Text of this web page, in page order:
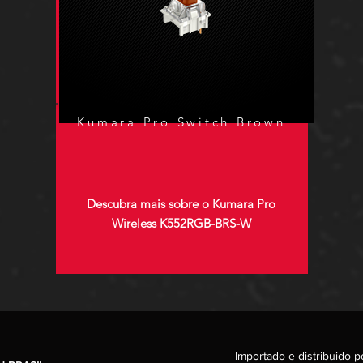
Kumara Pro Switch Brown
Descubra mais sobre o Kumara Pro
Wireless K552RGB-BRS-W
Importado e distribuido